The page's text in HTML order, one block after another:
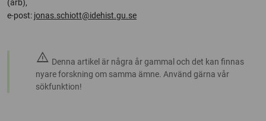
(arb),
e-post: jonas.schiott@idehist.gu.se
warning Denna artikel är några år gammal och det kan finnas
nyare forskning om samma ämne. Använd gärna vår
sökfunktion!